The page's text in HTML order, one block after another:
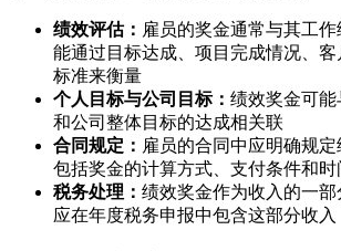
绩效评估： 雇员的奖金通常与其工
能通过目标达成、项目完成情况、
标准来衡量
个人目标与公司目标： 绩效奖金可
和公司整体目标的达成相关联
合同规定： 雇员的合同中应明确规定
包括奖金的计算方式、支付条件和时
税务处理： 绩效奖金作为收入的一
应在年度税务申报中包含这部分收入